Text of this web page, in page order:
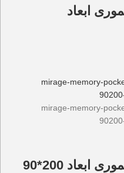
ابعاد
تشک میراژ فنر پاکتی مموری ابعاد 200*90